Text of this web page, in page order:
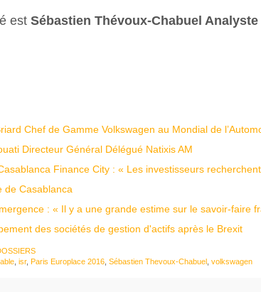
est Sébastien Thévoux-Chabuel
Chef de Gamme Volkswagen au Mondial de
Directeur Général Délégué Natixis AM
Finance City : « Les investisseurs
de Casablanca
: « Il y a une grande estime sur le savoir-faire
des sociétés de gestion d'actifs après le Brexit
isr, Paris Europlace 2016 Sébastien Thevoux-Chabuel volkswagen